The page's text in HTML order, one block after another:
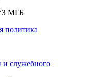
МГБ
политика
и служебного